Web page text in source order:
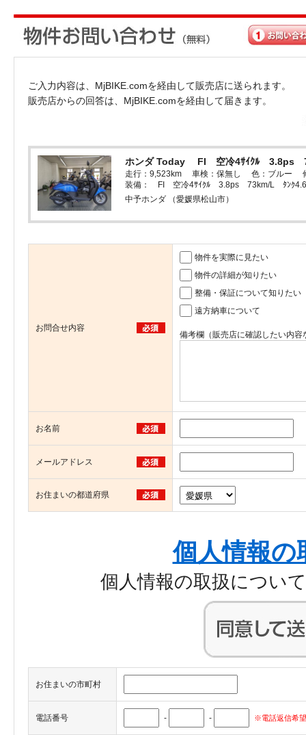
ご入力内容は、MjBIKE.comを経由して販売店に送られます。
販売店からの回答は、MjBIKE.comを経由して届きます。
ホンダ Today FI 空冷4ｻｲｸﾙ 3.8ps
走行：9,523km 車検：保無し 色：ブルー
装備： FI 空冷4ｻｲｸﾙ 3.8ps 73km/L ﾀﾝｸ
中予ホンダ （愛媛県松山市）
お問合せ内容
物件を実際に見たい
物件の詳細が知りたい
整備・保証について知りたい
遠方納車について
備考欄（販売店に確認したい内
お名前
メールアドレス
お住まいの都道府県
個人情報の
個人情報の取扱につい
お住まいの市町村
電話番号 - - ※電話返信希